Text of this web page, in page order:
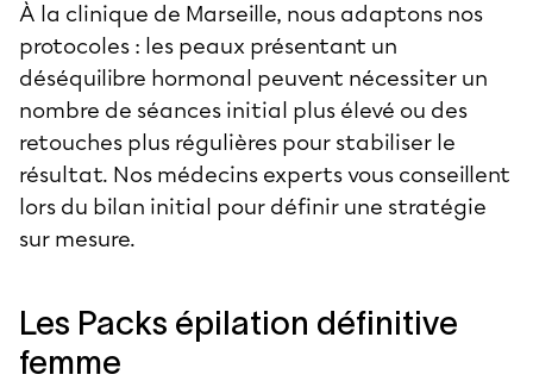
À la clinique de Marseille, nous adaptons nos
protocoles : les peaux présentant un
déséquilibre hormonal peuvent nécessiter un
nombre de séances initial plus élevé ou des
retouches plus régulières pour stabiliser le
résultat. Nos médecins experts vous conseillent
lors du bilan initial pour définir une stratégie
sur mesure.
Les Packs épilation définitive
femme